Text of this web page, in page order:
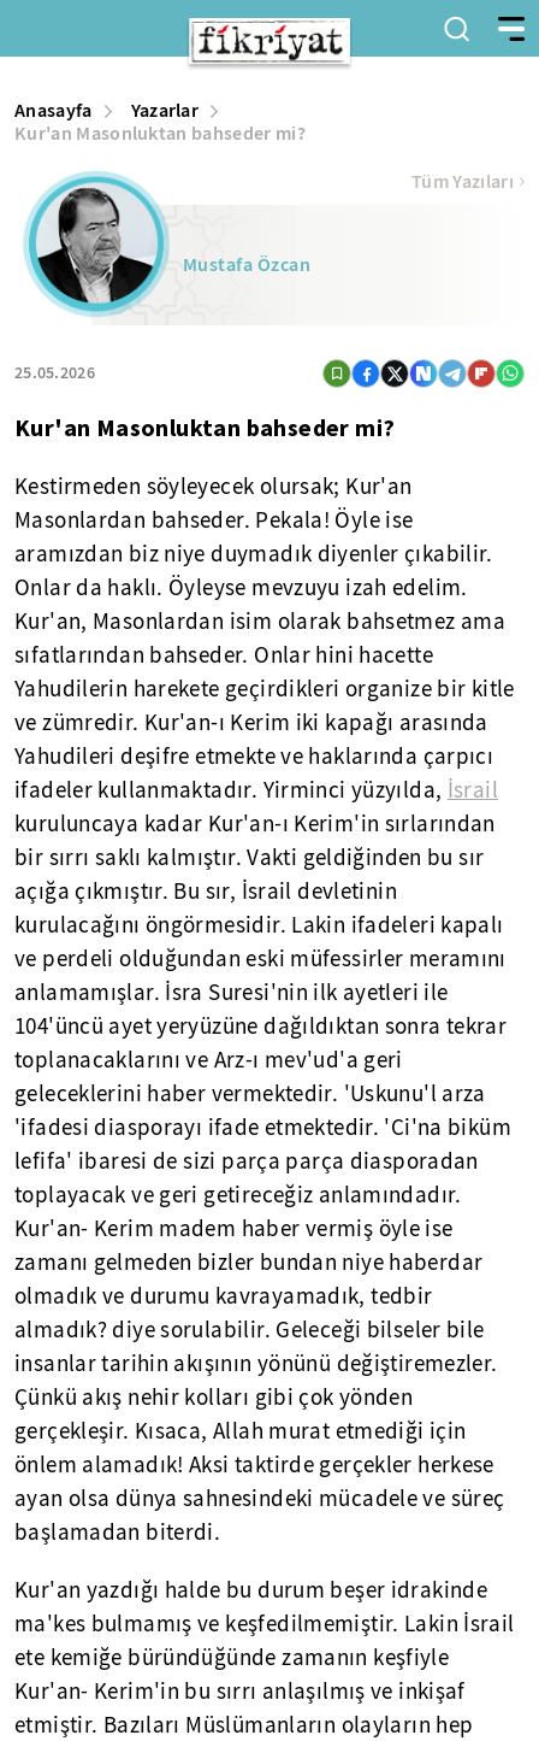
Anasayfa
Yazarlar
Kur'an Masonluktan bahseder mi?
Mustafa Özcan
25.05.2026
Tüm Yazıları
Kur'an Masonluktan bahseder mi?
Kestirmeden söyleyecek olursak; Kur'an
Masonlardan bahseder. Pekala! Öyle ise
aramızdan biz niye duymadık diyenler çıkabilir.
Onlar da haklı. Öyleyse mevzuyu izah edelim.
Kur'an, Masonlardan isim olarak bahsetmez ama
sıfatlarından bahseder. Onlar hini hacette
Yahudilerin harekete geçirdikleri organize bir kitle
ve zümredir. Kur'an-ı Kerim iki kapağı arasında
Yahudileri deşifre etmekte ve haklarında çarpıcı
ifadeler kullanmaktadır. Yirminci yüzyılda, İsrail
kuruluncaya kadar Kur'an-ı Kerim'in sırlarından
bir sırrı saklı kalmıştır. Vakti geldiğinden bu sır
açığa çıkmıştır. Bu sır, İsrail devletinin
kurulacağını öngörmesidir. Lakin ifadeleri kapalı
ve perdeli olduğundan eski müfessirler meramını
anlamamışlar. İsra Suresi'nin ilk ayetleri ile
104'üncü ayet yeryüzüne dağıldıktan sonra tekrar
toplanacaklarını ve Arz-ı mev'ud'a geri
geleceklerini haber vermektedir. 'Uskunu'l arza
'ifadesi diasporayı ifade etmektedir. 'Ci'na biküm
lefifa' ibaresi de sizi parça parça diasporadan
toplayacak ve geri getireceğiz anlamındadır.
Kur'an- Kerim madem haber vermiş öyle ise
zamanı gelmeden bizler bundan niye haberdar
olmadık ve durumu kavrayamadık, tedbir
almadık? diye sorulabilir. Geleceği bilseler bile
insanlar tarihin akışının yönünü değiştiremezler.
Çünkü akış nehir kolları gibi çok yönden
gerçekleşir. Kısaca, Allah murat etmediği için
önlem alamadık! Aksi taktirde gerçekler herkese
ayan olsa dünya sahnesindeki mücadele ve süreç
başlamadan biterdi.
Kur'an yazdığı halde bu durum beşer idrakinde
ma'kes bulmamış ve keşfedilmemiştir. Lakin İsrail
ete kemiğe büründüğünde zamanın keşfiyle
Kur'an- Kerim'in bu sırrı anlaşılmış ve inkişaf
etmiştir. Bazıları Müslümanların olayların hep